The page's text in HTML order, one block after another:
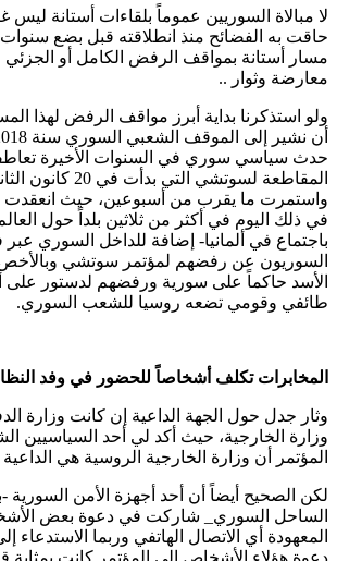
لا مبالاة السوريين عموماً بلقاءات أستانة ليس
حاقت به الفضائح منذ انطلاقته قبل بضع
مسار أستانة بمواقف الرفض الكامل أو
معارضة وثوار ..
ولو استذكرنا بداية أبرز مواقف الرفض لهذا
حدث سياسي سوري في السنوات الأخيرة
واستمرت ما يقرب من أسبوعين، حيث انعقدت
في ذلك اليوم في أكثر من ثلاثين بلداً حول
باجتماع في ألمانيا- إضافة للداخل السوري عبر
السوريون عن رفضهم لمؤتمر سوتشي وبالأخص
الأسد حاكماً على سورية ورفضهم لدستور
طائفي وقومي تضعه روسيا للشعب السوري.
المخابرات تكلف أشخاصاً للحضور في وفد
وثار جدل حول الجهة الداعية إن كانت وزارة
وزارة الخارجية، حيث أكد لي أحد السياسيين
المؤتمر أن وزارة الخارجية الروسية هي الداعية
لكن الصحيح أيضاً أن أحد أجهزة الأمن
الساحل السوري_ شاركت في دعوة بعض
المعهودة أي الاتصال الهاتفي وربما الاستدعاء
دعوة هؤلاء الأشخاص إلى المؤتمر كانت بمثابة